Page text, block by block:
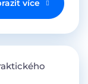
více